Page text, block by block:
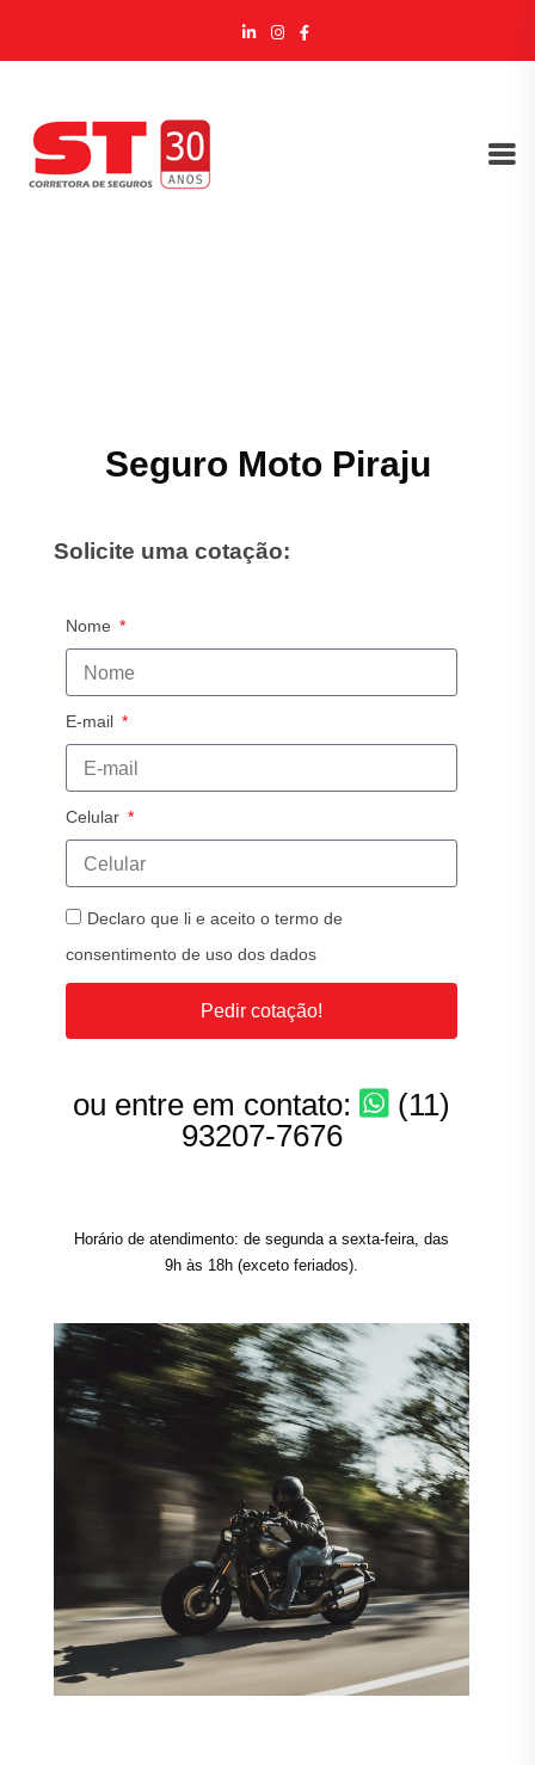
Seguro Moto Piraju
Solicite uma cotação:
Nome
E-mail
Celular
Declaro que li e aceito o termo de
consentimento de uso dos dados
Pedir cotação!
ou entre em contato:
(11)
93207-7676
Horário de atendimento: de segunda a sexta-feira, das
9h às 18h (exceto feriados).